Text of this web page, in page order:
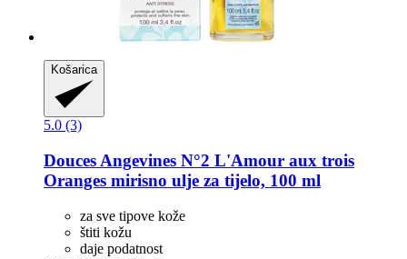
Košarica
5.0 (3)
Douces Angevines N°2 L'Amour aux trois
Oranges mirisno ulje za tijelo, 100 ml
za sve tipove kože
štiti kožu
daje podatnost